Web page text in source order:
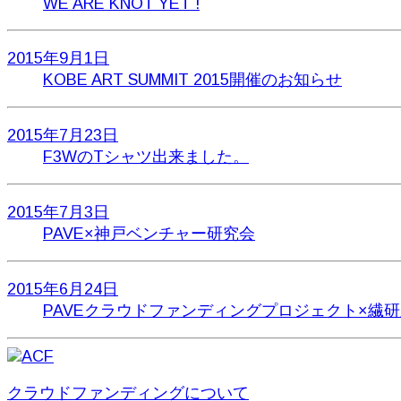
2015年9月1日
KOBE ART SUMMIT 2015開催のお知らせ
2015年7月23日
F3WのTシャツ出来ました。
2015年7月3日
PAVE×神戸ベンチャー研究会
2015年6月24日
PAVEクラウドファンディングプロジェクト×繊
クラウドファンディングについて